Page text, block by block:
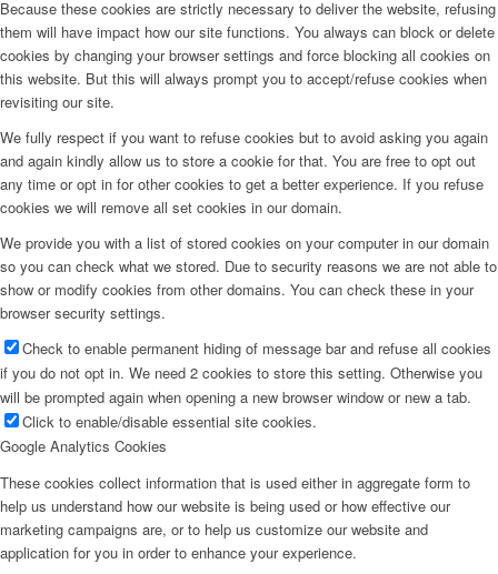
Because these cookies are strictly necessary to deliver the website, refusing
them will have impact how our site functions. You always can block or delete
cookies by changing your browser settings and force blocking all cookies on
this website. But this will always prompt you to accept/refuse cookies when
revisiting our site.
We fully respect if you want to refuse cookies but to avoid asking you again
and again kindly allow us to store a cookie for that. You are free to opt out
any time or opt in for other cookies to get a better experience. If you refuse
cookies we will remove all set cookies in our domain.
We provide you with a list of stored cookies on your computer in our domain
so you can check what we stored. Due to security reasons we are not able to
show or modify cookies from other domains. You can check these in your
browser security settings.
Check to enable permanent hiding of message bar and refuse all cookies
if you do not opt in. We need 2 cookies to store this setting. Otherwise you
will be prompted again when opening a new browser window or new a tab.
Click to enable/disable essential site cookies.
Google Analytics Cookies
These cookies collect information that is used either in aggregate form to
help us understand how our website is being used or how effective our
marketing campaigns are, or to help us customize our website and
application for you in order to enhance your experience.